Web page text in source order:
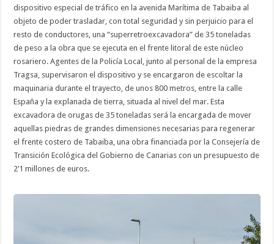
dispositivo especial de tráfico en la avenida Marítima de Tabaiba al
objeto de poder trasladar, con total seguridad y sin perjuicio para el
resto de conductores, una “superretroexcavadora” de 35 toneladas
de peso a la obra que se ejecuta en el frente litoral de este núcleo
rosariero. Agentes de la Policía Local, junto al personal de la empresa
Tragsa, supervisaron el dispositivo y se encargaron de escoltar la
maquinaria durante el trayecto, de unos 800 metros, entre la calle
España y la explanada de tierra, situada al nivel del mar. Esta
excavadora de orugas de 35 toneladas será la encargada de mover
aquellas piedras de grandes dimensiones necesarias para regenerar
el frente costero de Tabaiba, una obra financiada por la Consejería de
Transición Ecológica del Gobierno de Canarias con un presupuesto de
2’1 millones de euros.